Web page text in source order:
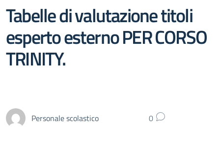
Tabelle di valutazione titoli
esperto esterno PER CORSO
TRINITY.
Personale scolastico 0